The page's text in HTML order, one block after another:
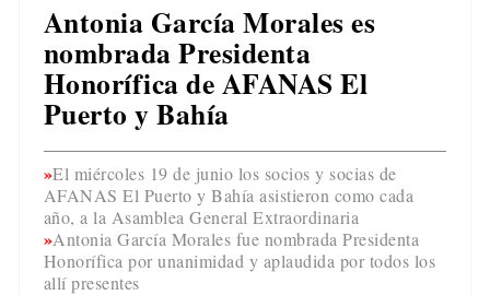
Antonia García Morales es
nombrada Presidenta
Honorífica de AFANAS El
Puerto y Bahía
El miércoles 19 de junio los socios y socias de
AFANAS El Puerto y Bahía asistieron como cada
año, a la Asamblea General Extraordinaria
Antonia García Morales fue nombrada Presidenta
Honorífica por unanimidad y aplaudida por todos los
allí presentes